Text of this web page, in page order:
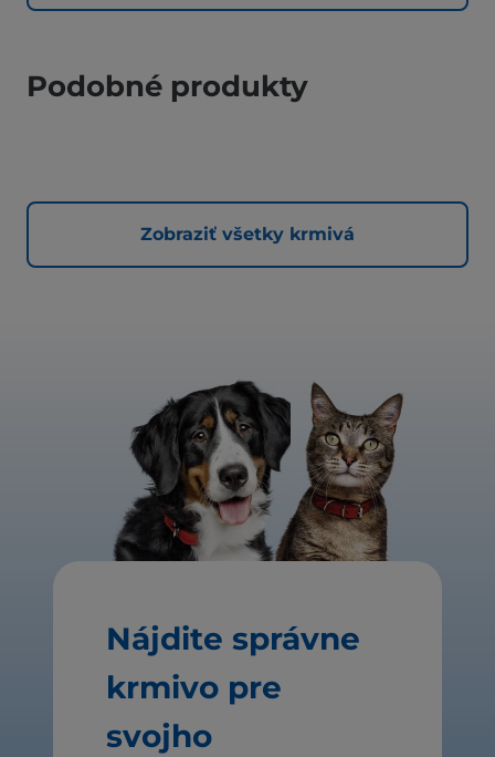
Podobné produkty
Zobraziť všetky krmivá
Nájdite správne
krmivo pre
svojho